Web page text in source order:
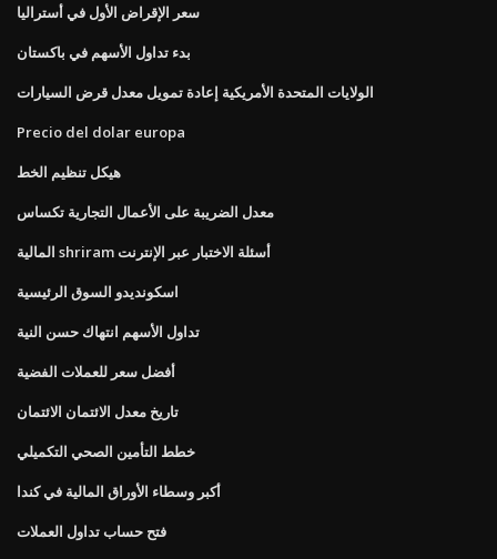
سعر الإقراض الأول في أستراليا
بدء تداول الأسهم في باكستان
الولايات المتحدة الأمريكية إعادة تمويل معدل قرض السيارات
Precio del dolar europa
هيكل تنظيم الخط
معدل الضريبة على الأعمال التجارية تكساس
المالية shriram أسئلة الاختبار عبر الإنترنت
اسكونديدو السوق الرئيسية
تداول الأسهم انتهاك حسن النية
أفضل سعر للعملات الفضية
تاريخ معدل الائتمان الائتمان
خطط التأمين الصحي التكميلي
أكبر وسطاء الأوراق المالية في كندا
فتح حساب تداول العملات